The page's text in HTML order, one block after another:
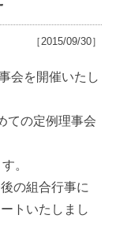
［2015/09/30］
会を開催いたし
ての定例理事会
。
の組合行事に
トいたしまし